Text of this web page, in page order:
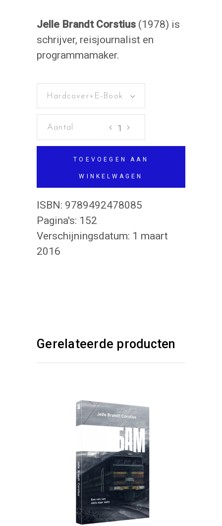
Jelle Brandt Corstius (1978) is
schrijver, reisjournalist en
programmamaker.
Hardcover+E-Book
in
TOEVOEGEN AAN
WINKELWAGEN
ISBN: 9789492478085
Pagina's: 152
Verschijningsdatum: 1 maart
2016
Gerelateerde producten
KIES :)